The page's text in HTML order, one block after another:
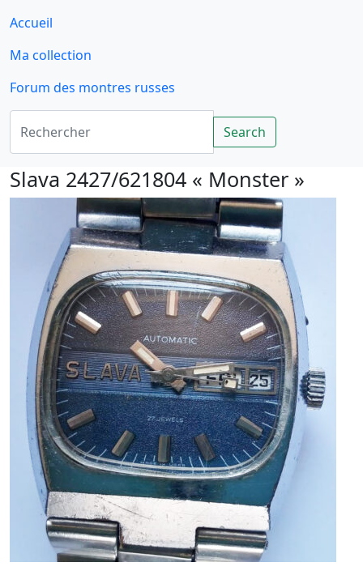
Accueil
Ma collection
Forum des montres russes
Rechercher
Search
Slava 2427/621804 « Monster »